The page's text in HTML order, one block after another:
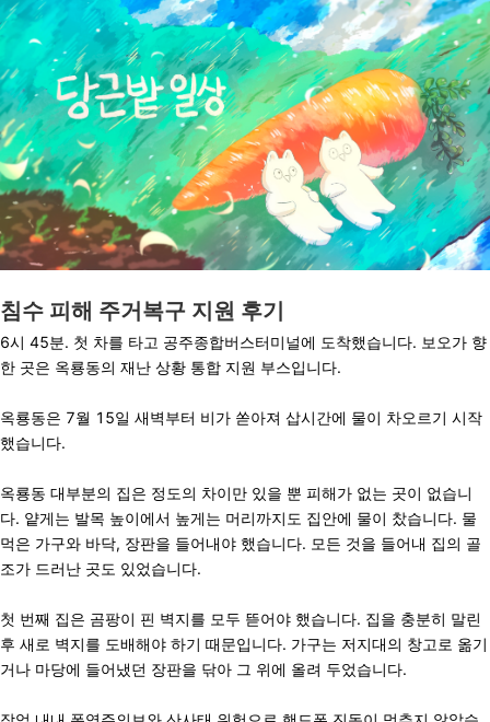
침수 피해 주거복구 지원 후기
6시 45분. 첫 차를 타고 공주종합버스터미널에 도착했습니다. 보오가 향
한 곳은 옥룡동의 재난 상황 통합 지원 부스입니다.
옥룡동은 7월 15일 새벽부터 비가 쏟아져 삽시간에 물이 차오르기 시작
했습니다.
옥룡동 대부분의 집은 정도의 차이만 있을 뿐 피해가 없는 곳이 없습니
다. 얕게는 발목 높이에서 높게는 머리까지도 집안에 물이 찼습니다. 물
먹은 가구와 바닥, 장판을 들어내야 했습니다. 모든 것을 들어내 집의 골
조가 드러난 곳도 있었습니다.
첫 번째 집은 곰팡이 핀 벽지를 모두 뜯어야 했습니다. 집을 충분히 말린
후 새로 벽지를 도배해야 하기 때문입니다. 가구는 저지대의 창고로 옮기
거나 마당에 들어냈던 장판을 닦아 그 위에 올려 두었습니다.